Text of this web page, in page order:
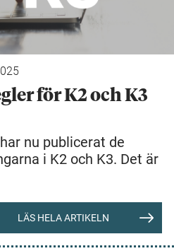
för K2 och K3
nu publicerat de
i K2 och K3. Det är
LÄS HELA ARTIKELN